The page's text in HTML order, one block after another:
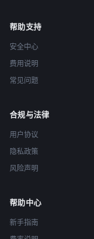
帮助支持
安全中心
费用说明
常见问题
合规与法律
用户协议
隐私政策
风险声明
帮助中心
新手指南